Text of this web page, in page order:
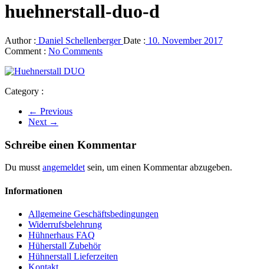
huehnerstall-duo-d
Author : Daniel SchellenbergerDate : 10. November 2017
Comment : No Comments
Category :
← Previous
Next →
Schreibe einen Kommentar
Du musst angemeldet sein, um einen Kommentar abzugeben.
Informationen
Allgemeine Geschäftsbedingungen
Widerrufsbelehrung
Hühnerhaus FAQ
Hüherstall Zubehör
Hühnerstall Lieferzeiten
Kontakt